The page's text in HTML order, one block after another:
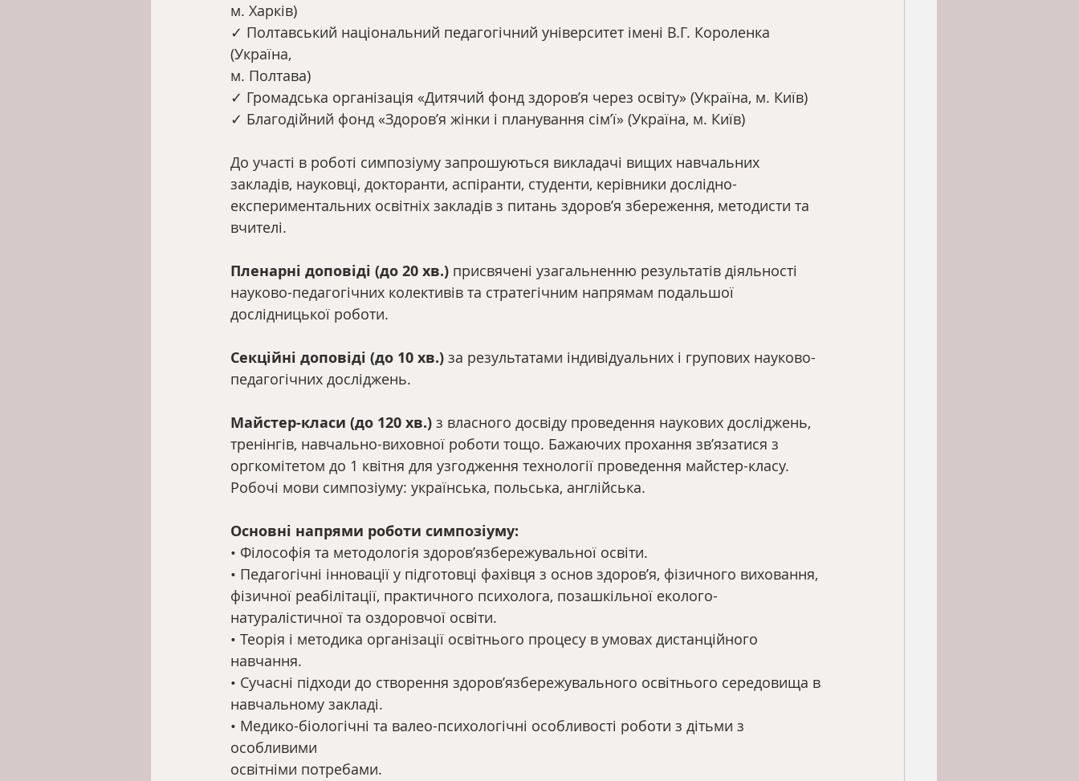
м. Харків)
✓ Полтавський національний педагогічний університет імені В.Г. Короленка
(Україна,
м. Полтава)
✓ Громадська організація «Дитячий фонд здоров’я через освіту» (Україна, м. Київ)
✓ Благодійний фонд «Здоров’я жінки і планування сім’ї» (Україна, м. Київ)
До участі в роботі симпозіуму запрошуються викладачі вищих навчальних
закладів, науковці, докторанти, аспіранти, студенти, керівники дослідно-
експериментальних освітніх закладів з питань здоров’я збереження, методисти та
вчителі.
Пленарні доповіді (до 20 хв.) присвячені узагальненню результатів діяльності
науково-педагогічних колективів та стратегічним напрямам подальшої
дослідницької роботи.
Секційні доповіді (до 10 хв.) за результатами індивідуальних і групових науково-
педагогічних досліджень.
Майстер-класи (до 120 хв.) з власного досвіду проведення наукових досліджень,
тренінгів, навчально-виховної роботи тощо. Бажаючих прохання зв’язатися з
оргкомітетом до 1 квітня для узгодження технології проведення майстер-класу.
Робочі мови симпозіуму: українська, польська, англійська.
Основні напрями роботи симпозіуму:
• Філософія та методологія здоров’язбережувальної освіти.
• Педагогічні інновації у підготовці фахівця з основ здоров’я, фізичного виховання,
фізичної реабілітації, практичного психолога, позашкільної еколого-
натуралістичної та оздоровчої освіти.
• Теорія і методика організації освітнього процесу в умовах дистанційного
навчання.
• Сучасні підходи до створення здоров’язбережувального освітнього середовища в
навчальному закладі.
• Медико-біологічні та валео-психологічні особливості роботи з дітьми з
особливими
освітніми потребами.